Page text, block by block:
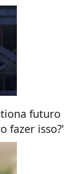
futuro
fazer isso?'